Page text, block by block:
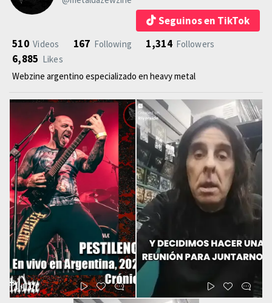
Seguinos en TikTok
510 Videos 167 Following 1,314 Followers
6,885 Likes
Webzine argentino especializado en heavy metal